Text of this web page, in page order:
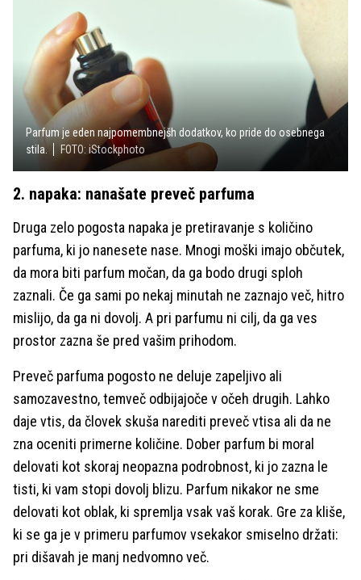
Parfum je eden najpomembnejšh dodatkov, ko pride do osebnega
stila.
FOTO: iStockphoto
2. napaka: nanašate preveč parfuma
Druga zelo pogosta napaka je pretiravanje s količino
parfuma, ki jo nanesete nase. Mnogi moški imajo občutek,
da mora biti parfum močan, da ga bodo drugi sploh
zaznali. Če ga sami po nekaj minutah ne zaznajo več, hitro
mislijo, da ga ni dovolj. A pri parfumu ni cilj, da ga ves
prostor zazna še pred vašim prihodom.
Preveč parfuma pogosto ne deluje zapeljivo ali
samozavestno, temveč odbijajoče v očeh drugih. Lahko
daje vtis, da človek skuša narediti preveč vtisa ali da ne
zna oceniti primerne količine. Dober parfum bi moral
delovati kot skoraj neopazna podrobnost, ki jo zazna le
tisti, ki vam stopi dovolj blizu. Parfum nikakor ne sme
delovati kot oblak, ki spremlja vsak vaš korak. Gre za kliše,
ki se ga je v primeru parfumov vsekakor smiselno držati:
pri dišavah je manj nedvomno več.